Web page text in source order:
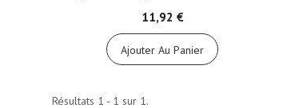
11,92 €
Ajouter Au Panier
Résultats 1 - 1 sur 1.